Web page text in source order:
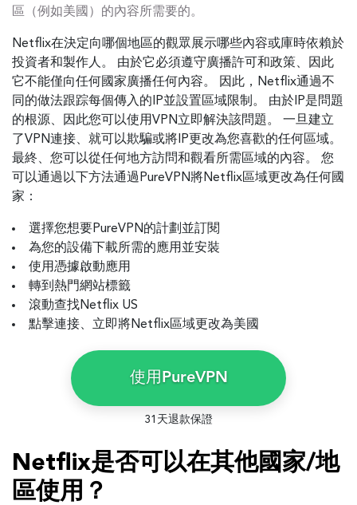
區（例如美國）的內容所需要的。
Netflix在決定向哪個地區的觀眾展示哪些內容或庫時依賴於
投資者和製作人。 由於它必須遵守廣播許可和政策、因此
它不能僅向任何國家廣播任何內容。 因此，Netflix通過不
同的做法跟踪每個傳入的IP並設置區域限制。 由於IP是問題
的根源、因此您可以使用VPN立即解決該問題。 一旦建立
了VPN連接、就可以欺騙或將IP更改為您喜歡的任何區域。
最終、您可以從任何地方訪問和觀看所需區域的內容。 您
可以通過以下方法通過PureVPN將Netflix區域更改為任何國
家：
選擇您想要PureVPN的計劃並訂閱
為您的設備下載所需的應用並安裝
使用憑據啟動應用
轉到熱門網站標籤
滾動查找Netflix US
點擊連接、立即將Netflix區域更改為美國
使用PureVPN
31天退款保證
Netflix是否可以在其他國家/地
區使用？